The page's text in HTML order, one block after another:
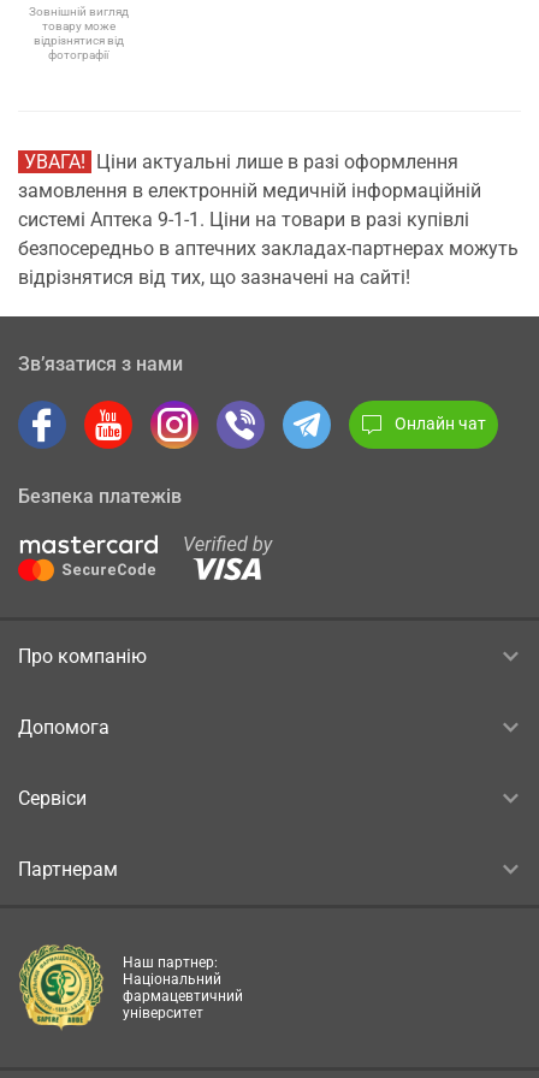
Зовнішній вигляд
товару може
відрізнятися від
фотографії
УВАГА! Ціни актуальні лише в разі оформлення
замовлення в електронній медичній інформаційній
системі Аптека 9-1-1. Ціни на товари в разі купівлі
безпосередньо в аптечних закладах-партнерах можуть
відрізнятися від тих, що зазначені на сайті!
Зв’язатися з нами
Онлайн чат
Безпека платежів
Про компанію
Допомога
Сервіси
Партнерам
Наш партнер:
Національний
фармацевтичний
університет